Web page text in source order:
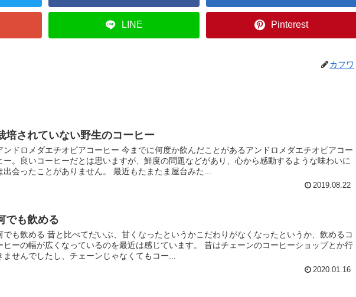
LINE Pinterest
カフワ
培されていない野生のコーヒー
ンドロメダエチオピアコーヒー 今までに何度か飲んだことがあるアンドロメダエチオピアコー
ー。良いコーヒーだとは思いますが、鮮度の問題などがあり、心から感動するような味わいに
出会ったことがありません。 最近もたまたま屋台みた...
2019.08.22
でも飲める
でも飲める 昔と比べてだいぶ、甘くなったというかこだわりがなくなったというか、飲めるコ
ヒーの幅が広くなっているのを最近は感じています。 昔はチェーンのコーヒーショップとか行
ませんでしたし、チェーンじゃなくてもコー...
2020.01.16